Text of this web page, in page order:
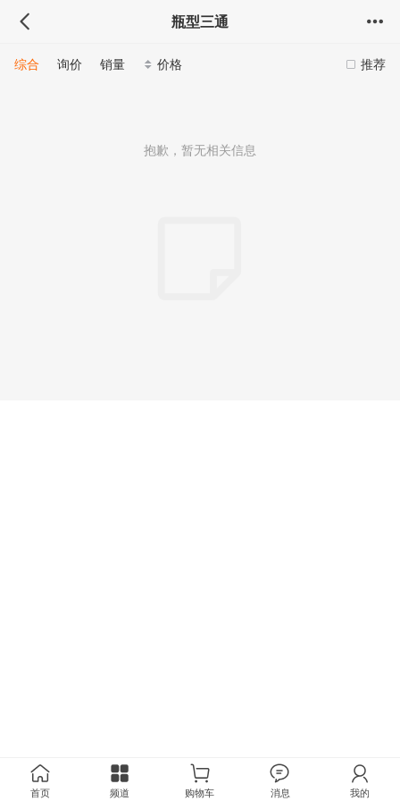
瓶型三通
推荐
综合 询价 销量 价格
抱歉，暂无相关信息
首页 频道 购物车 消息 我的